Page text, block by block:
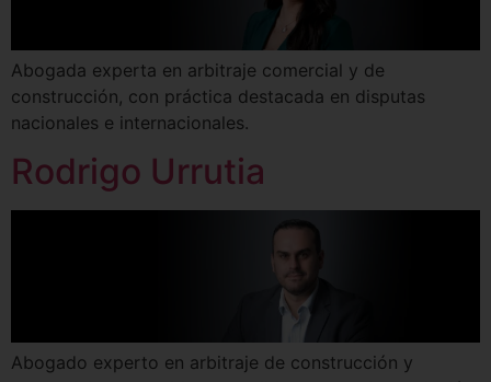
Abogada experta en arbitraje comercial y de
construcción, con práctica destacada en disputas
nacionales e internacionales.
Rodrigo Urrutia
Abogado experto en arbitraje de construcción y